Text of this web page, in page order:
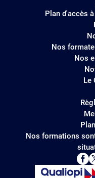
Plan d'accès
Nos
Nos
Le
Nos formations